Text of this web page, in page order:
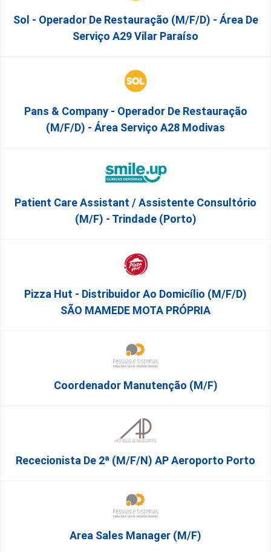
Sol - Operador De Restauração (m/f/d) - Área De
Serviço A29 Vilar Paraíso
Pans & Company - Operador De Restauração
(m/f/d) - Área Serviço A28 Modivas
Patient Care Assistant / Assistente Consultório
(M/F) - Trindade (Porto)
Pizza Hut - Distribuidor Ao Domicílio (m/f/d)
SÃO MAMEDE MOTA PRÓPRIA
Coordenador Manutenção (m/f)
Rececionista De 2ª (M/F/N) AP Aeroporto Porto
Area Sales Manager (m/f)